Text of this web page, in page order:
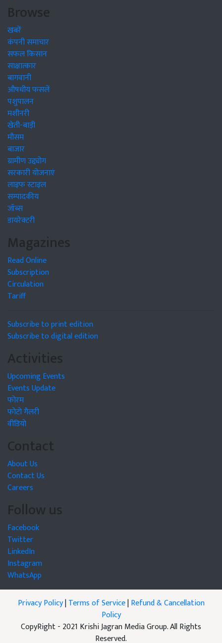
Browse
खबरें
कंपनी समाचार
सफल किसान
साक्षात्कार
बागवानी
औषधीय फसलें
पशुपालन
मशीनरी
खेती-बाड़ी
मौसम
बाजार
ग्रामीण उद्द्योग
सरकारी योजनाएं
लाइफ स्टाइल
सम्पादकीय
जॉब्स
डायरेक्टरी
Magazines
Read Online
Subscription
Circulation
Tariff
Subscribe to print edition
Subscribe to digital edition
Activities
Upcoming Events
Events Update
फोरम
फोटो गैलरी
वीडियो
Contact
About Us
Contact Us
Careers
Follow us
Facebook
Twitter
LinkedIn
Instagram
WhatsApp
Privacy Policy|Terms of Service|Refund & Cancellation
Policy
CopyRight - 2021 Krishi Jagran Media Group. All Rights
Reserved.